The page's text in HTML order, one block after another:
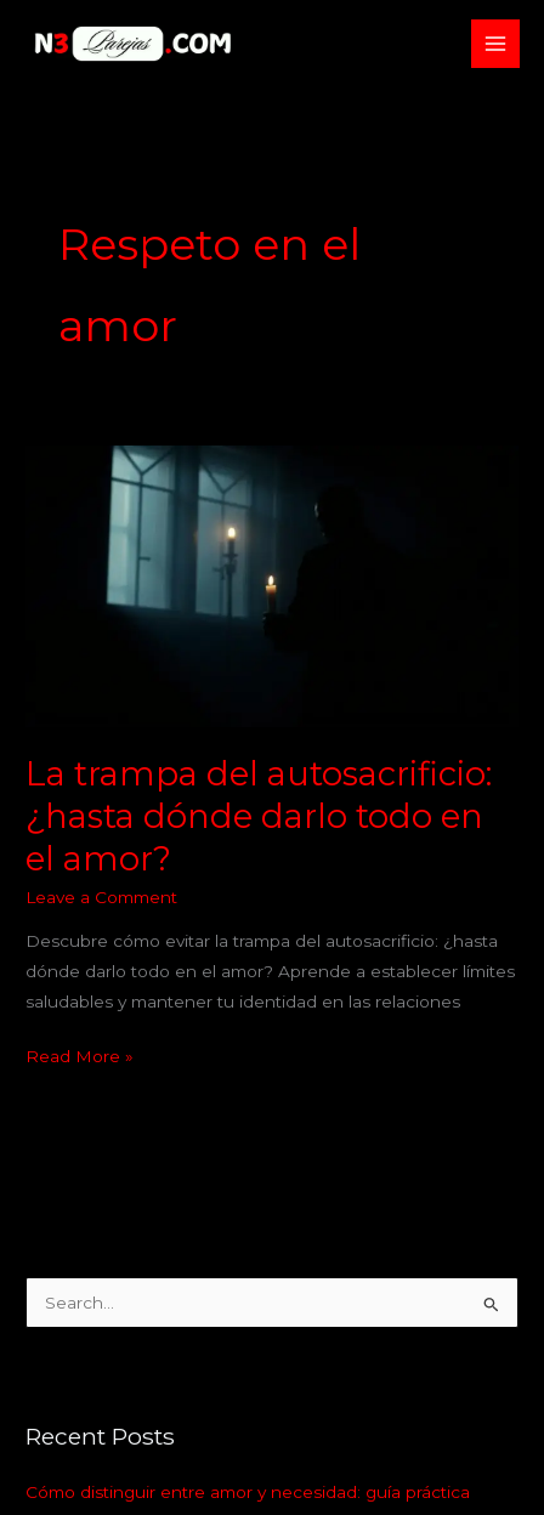
Respeto en el
amor
La trampa del autosacrificio:
¿hasta dónde darlo todo en
el amor?
Leave a Comment
Descubre cómo evitar la trampa del autosacrificio: ¿hasta
dónde darlo todo en el amor? Aprende a establecer límites
saludables y mantener tu identidad en las relaciones
autosacrificio:
amor?
Read More »
c
f
Recent Posts
Cómo distinguir entre amor y necesidad: guía práctica